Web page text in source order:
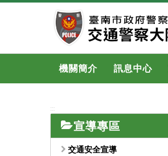
跳
內
機關簡介 訊息中心
:::
宣導專區
交通安全宣導